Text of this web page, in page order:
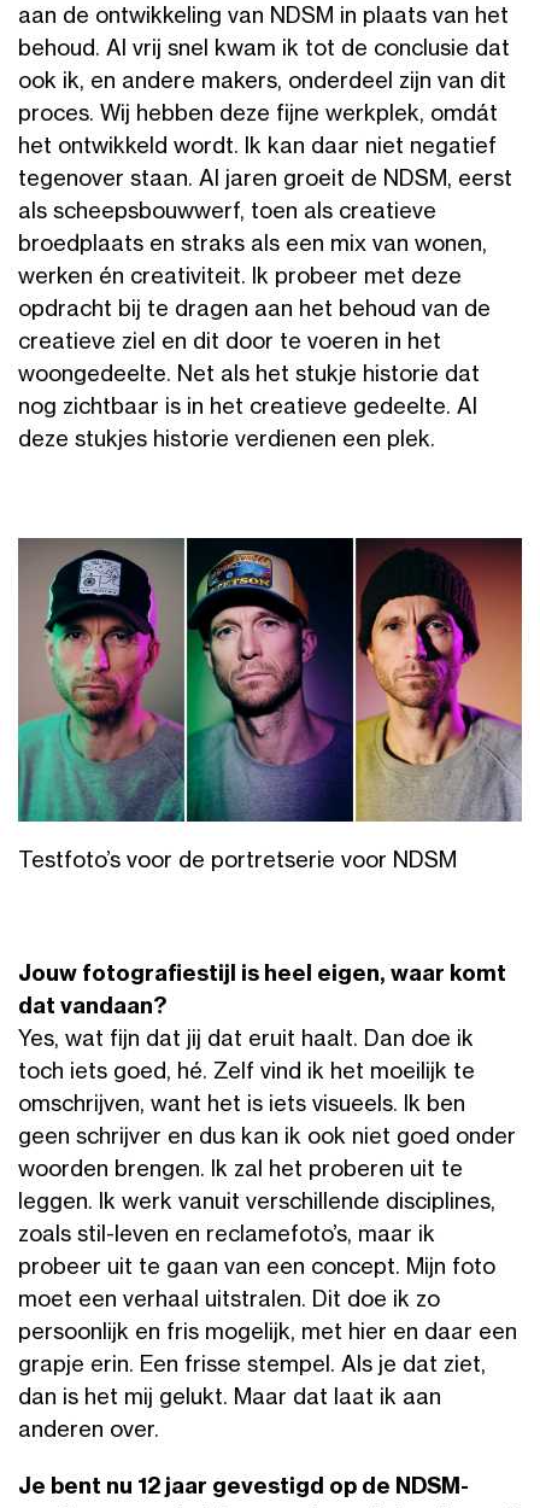
aan de ontwikkeling van NDSM in plaats van het
behoud. Al vrij snel kwam ik tot de conclusie dat
ook ik, en andere makers, onderdeel zijn van dit
proces. Wij hebben deze fijne werkplek, omdát
het ontwikkeld wordt. Ik kan daar niet negatief
tegenover staan. Al jaren groeit de NDSM, eerst
als scheepsbouwwerf, toen als creatieve
broedplaats en straks als een mix van wonen,
werken én creativiteit. Ik probeer met deze
opdracht bij te dragen aan het behoud van de
creatieve ziel en dit door te voeren in het
woongedeelte. Net als het stukje historie dat
nog zichtbaar is in het creatieve gedeelte. Al
deze stukjes historie verdienen een plek.
Testfoto’s voor de portretserie voor NDSM
Jouw fotografiestijl is heel eigen, waar komt
dat vandaan?
Yes, wat fijn dat jij dat eruit haalt. Dan doe ik
toch iets goed, hé. Zelf vind ik het moeilijk te
omschrijven, want het is iets visueels. Ik ben
geen schrijver en dus kan ik ook niet goed onder
woorden brengen. Ik zal het proberen uit te
leggen. Ik werk vanuit verschillende disciplines,
zoals stil-leven en reclamefoto’s, maar ik
probeer uit te gaan van een concept. Mijn foto
moet een verhaal uitstralen. Dit doe ik zo
persoonlijk en fris mogelijk, met hier en daar een
grapje erin. Een frisse stempel. Als je dat ziet,
dan is het mij gelukt. Maar dat laat ik aan
anderen over.
Je bent nu 12 jaar gevestigd op de NDSM-